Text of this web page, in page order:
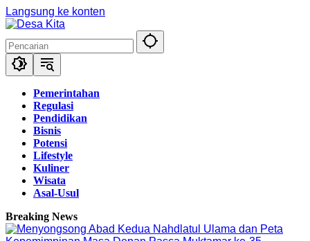
Langsung ke konten
Pemerintahan
Regulasi
Pendidikan
Bisnis
Potensi
Lifestyle
Kuliner
Wisata
Asal-Usul
Breaking News